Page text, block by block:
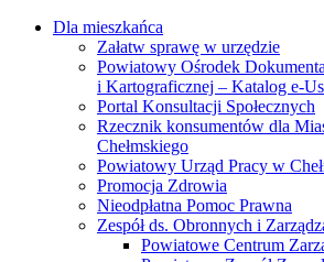
Dla mieszkańca
Załatw sprawę w urzędzie
Powiatowy Ośrodek
i Kartograficznej – Katalog e-
Portal Konsultacji Społecznych
Rzecznik konsumentów dla
Chełmskiego
Powiatowy Urząd Pracy w
Promocja Zdrowia
Nieodpłatna Pomoc Prawna
Zespół ds. Obronnych i
Powiatowe Centrum